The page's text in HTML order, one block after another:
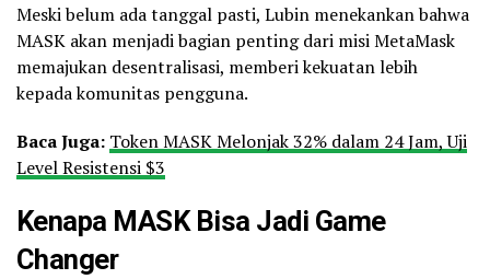
Meski belum ada tanggal pasti, Lubin menekankan bahwa
MASK akan menjadi bagian penting dari misi MetaMask
memajukan desentralisasi, memberi kekuatan lebih
kepada komunitas pengguna.
Baca Juga: Token MASK Melonjak 32% dalam 24 Jam, Uji
Level Resistensi $3
Kenapa MASK Bisa Jadi Game
Changer